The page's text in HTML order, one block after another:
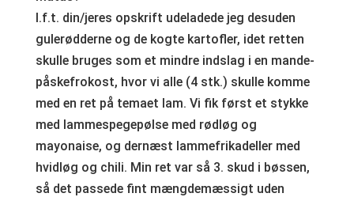
I.f.t. din/jeres opskrift udeladede jeg desuden
gulerødderne og de kogte kartofler, idet retten
skulle bruges som et mindre indslag i en mande-
påskefrokost, hvor vi alle (4 stk.) skulle komme
med en ret på temaet lam. Vi fik først et stykke
med lammespegepølse med rødløg og
mayonaise, og dernæst lammefrikadeller med
hvidløg og chili. Min ret var så 3. skud i bøssen,
så det passede fint mængdemæssigt uden